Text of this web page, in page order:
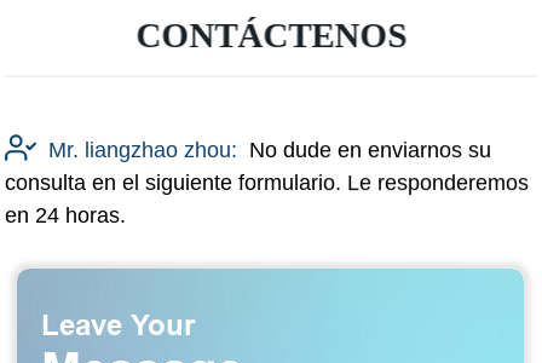
CONTÁCTENOS
Mr. liangzhao zhou: No dude en enviarnos su
consulta en el siguiente formulario. Le responderemos
en 24 horas.